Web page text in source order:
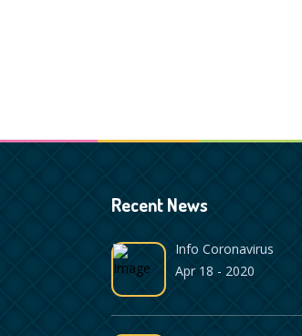
Recent News
Info Coronavirus
Apr 18 - 2020